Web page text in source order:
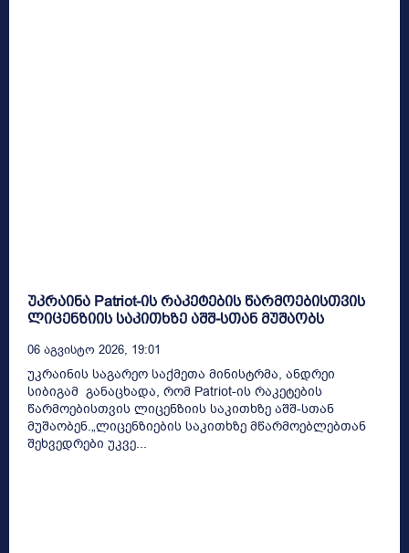
უკრაინა Patriot-ის რაკეტების წარმოებისთვის
ლიცენზიის საკითხზე აშშ-სთან მუშაობს
06 Აგვისტო 2026, 19:01
უკრაინის საგარეო საქმეთა მინისტრმა, ანდრეი
სიბიგამ განაცხადა, რომ Patriot-ის რაკეტების
წარმოებისთვის ლიცენზიის საკითხზე აშშ-სთან
მუშაობენ.„ლიცენზიების საკითხზე მწარმოებლებთან
შეხვედრები უკვე...